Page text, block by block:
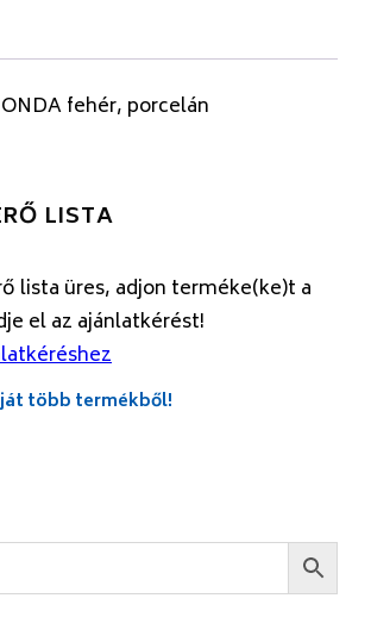
fehér, porcelán
LISTA
lista üres, adjon terméke(ke)t a
el az ajánlatkérést!
több termékből!